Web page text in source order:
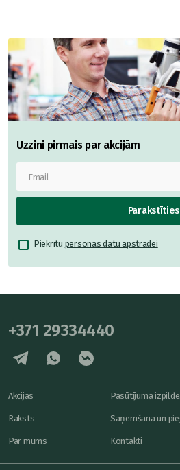
Uzzini pirmais par akcijām
Parakstīties
Piekrītu personas datu apstrādei
+371 29334440
Akcijas
Raksts
Par mums
Pasūtījuma
Saņemšana un
Kontakti